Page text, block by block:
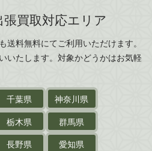
鎧・甲冑
武術書
・
紙
・原稿・肉筆物
岡山県
香川県
買取対応エリア
送料無料にてご利用いただけます。
いたします。対象かどうかはお気軽
千葉県
神奈川県
栃木県
群馬県
長野県
愛知県